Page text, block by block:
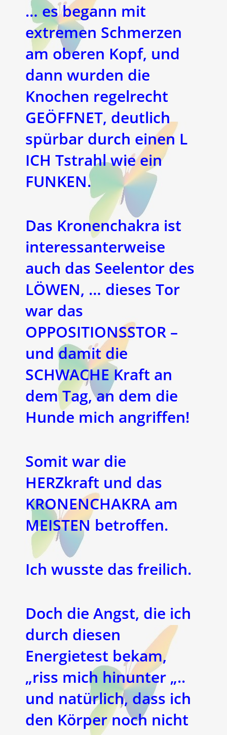
… es begann mit
extremen Schmerzen
am oberen Kopf, und
dann wurden die
Knochen regelrecht
GEÖFFNET, deutlich
spürbar durch einen L
ICH Tstrahl wie ein
FUNKEN.
Das Kronenchakra ist
interessanterweise
auch das Seelentor des
LÖWEN, … dieses Tor
war das
OPPOSITIONSSTOR –
und damit die
SCHWACHE Kraft an
dem Tag, an dem die
Hunde mich angriffen!
Somit war die
HERZkraft und das
KRONENCHAKRA am
MEISTEN betroffen.
Ich wusste das freilich.
Doch die Angst, die ich
durch diesen
Energietest bekam,
„riss mich hinunter „..
und natürlich, dass ich
den Körper noch nicht